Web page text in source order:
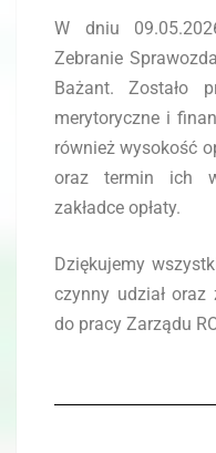
W dniu
Zebranie
Bażant. Zostało
merytoryczne i
również wysokość
oraz termin ich
zakładce opłaty.
Dziękujemy
czynny udział
do pracy Zarządu